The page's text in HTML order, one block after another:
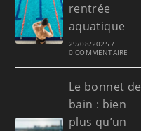
rentrée
aquatique
29/08/2025 /
0 COMMENTAIRE
Le bonnet de
bain : bien
plus qu’un